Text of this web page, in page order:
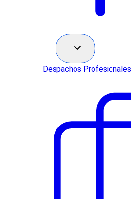
Despachos Profesionales